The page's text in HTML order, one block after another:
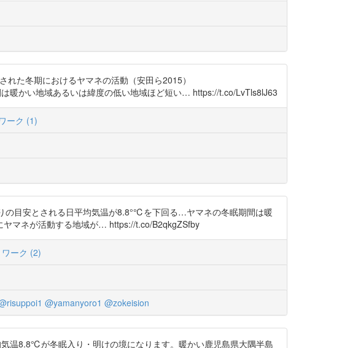
た冬期におけるヤマネの活動（安田ら2015）
かい地域あるいは緯度の低い地域ほど短い… https://t.co/LvTls8lJ63
ーク (1)
の目安とされる日平均気温が8.8°℃を下回る…ヤマネの冬眠期間は暖
マネが活動する地域が… https://t.co/B2qkgZSfby
ーク (2)
@yamanyoro1 @zokeision
温8.8℃が冬眠入り・明けの境になります。暖かい鹿児島県大隅半島